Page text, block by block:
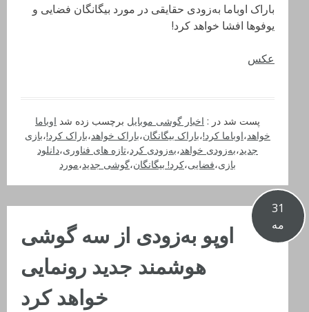
باراک اوباما به‌زودی حقایقی در مورد بیگانگان فضایی و
یوفوها افشا خواهد کرد!
عکس
پست شد در : اخبار گوشی موبایل برچسب زده شد اوباما
خواهد،اوباما کرد!،باراک بیگانگان،باراک خواهد،باراک کرد!،بازی
جدید،به‌زودی خواهد،به‌زودی کرد،تازه های فناوری،دانلود
بازی،فضایی،کرد! بیگانگان،گوشی جدید،مورد
31
مه
اوپو به‌زودی از سه گوشی
هوشمند جدید رونمایی
خواهد کرد